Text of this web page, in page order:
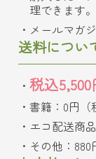
理できます。
メールマガ
送料につい
税込
書籍：0円（
エコ配送商
その他：880